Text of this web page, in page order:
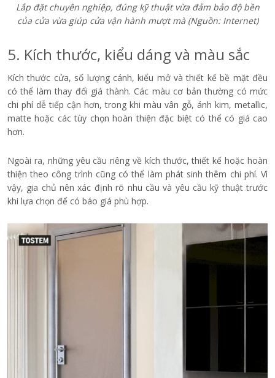
Lắp đặt chuyên nghiệp, đúng kỹ thuật vừa đảm bảo độ bền
của cửa vừa giúp cửa vận hành mượt mà (Nguồn: Internet)
5. Kích thước, kiểu dáng và màu sắc
Kích thước cửa, số lượng cánh, kiểu mở và thiết kế bề mặt đều
có thể làm thay đổi giá thành. Các màu cơ bản thường có mức
chi phí dễ tiếp cận hơn, trong khi màu vân gỗ, ánh kim, metallic,
matte hoặc các tùy chọn hoàn thiện đặc biệt có thể có giá cao
hơn.
Ngoài ra, những yêu cầu riêng về kích thước, thiết kế hoặc hoàn
thiện theo công trình cũng có thể làm phát sinh thêm chi phí. Vì
vậy, gia chủ nên xác định rõ nhu cầu và yêu cầu kỹ thuật trước
khi lựa chọn để có báo giá phù hợp.